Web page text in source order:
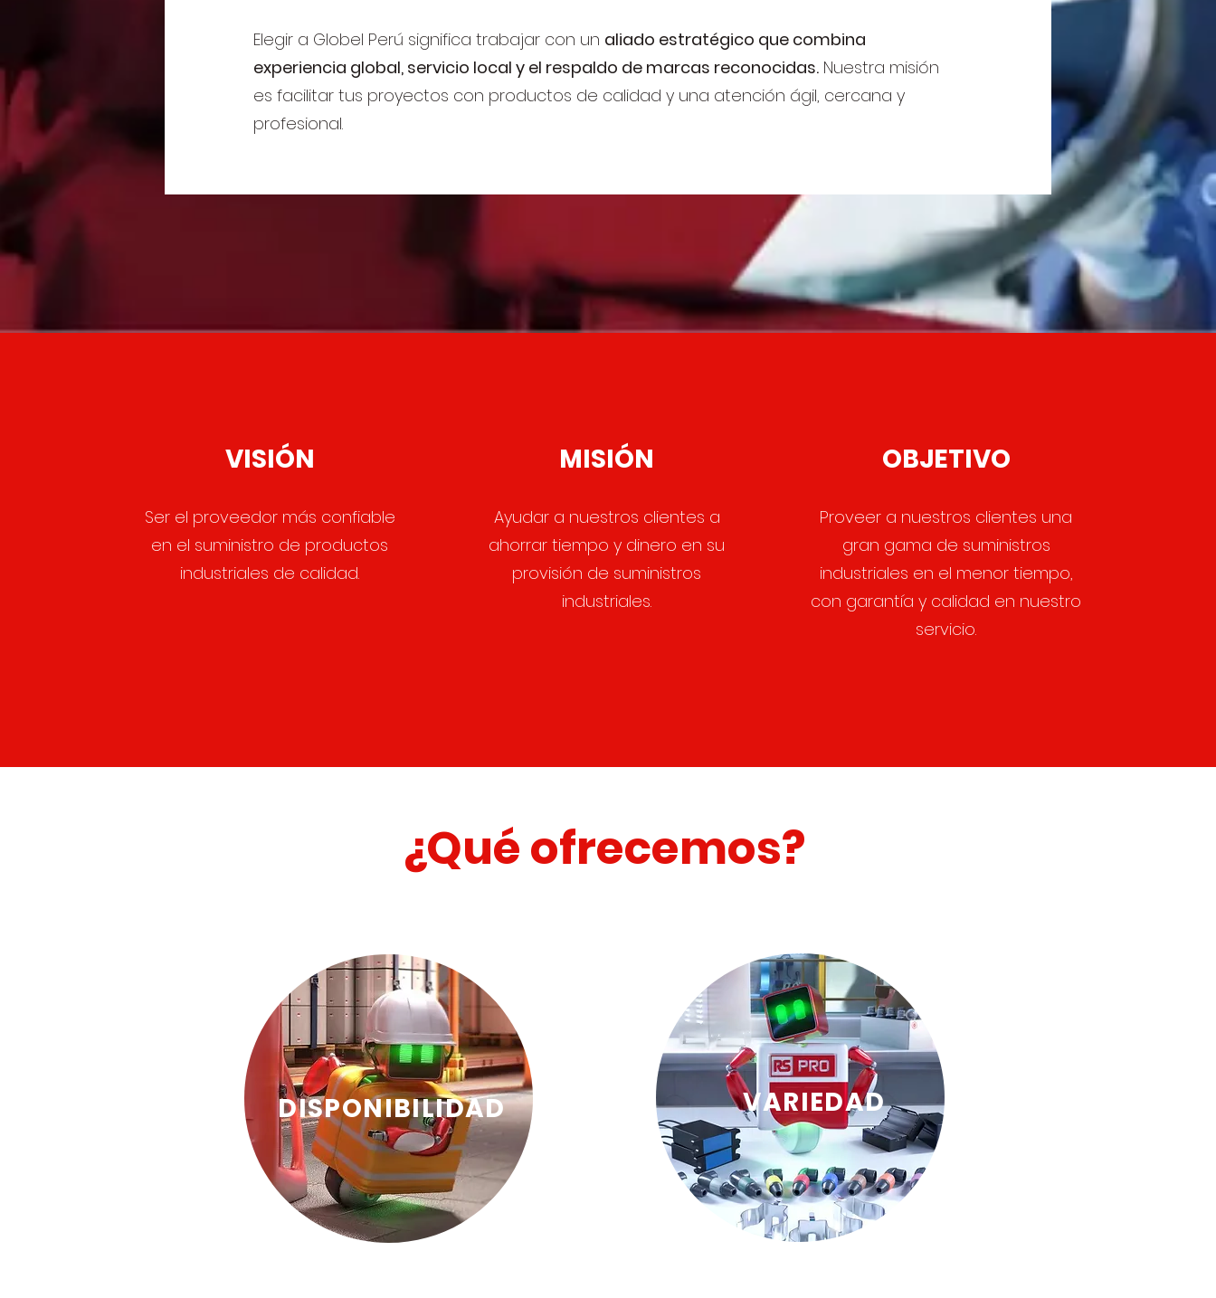
Elegir a Globel Perú significa trabajar con un aliado estratégico que combina
experiencia global, servicio local y el respaldo de marcas reconocidas. Nuestra misión
es facilitar tus proyectos con productos de calidad y una atención ágil, cercana y
profesional.
VISIÓN
Ser el proveedor más confiable
en el suministro de productos
industriales de calidad.
MISIÓN
Ayudar a nuestros clientes a
ahorrar tiempo y dinero en su
provisión de suministros
industriales.
OBJETIVO
Proveer a nuestros clientes una
gran gama de suministros
industriales en el menor tiempo,
con garantía y calidad en nuestro
servicio.
¿Qué ofrecemos?
DISPONIBILIDAD VARIEDAD